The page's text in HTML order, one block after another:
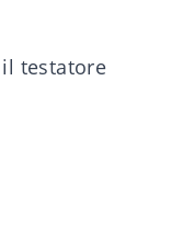
testatore